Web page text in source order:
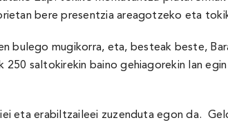
bere presentzia areagotzeko eta
bulego mugikorra, eta, besteak beste,
saltokirekin baino gehiagorekin lan
eta erabiltzaileei zuzenduta egon da.